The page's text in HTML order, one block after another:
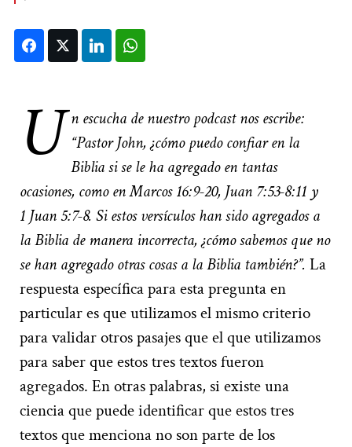
FacebookTwitter LinkedIn
Un escucha de nuestro podcast nos escribe:
“Pastor John, ¿cómo puedo confiar en la
Biblia si se le ha agregado en tantas
ocasiones, como en Marcos 16:9-20, Juan 7:53-8:11 y
1 Juan 5:7-8. Si estos versículos han sido agregados a
la Biblia de manera incorrecta, ¿cómo sabemos que no
se han agregado otras cosas a la Biblia también?”. La
respuesta específica para esta pregunta en
particular es que utilizamos el mismo criterio
para validar otros pasajes que el que utilizamos
para saber que estos tres textos fueron
agregados. En otras palabras, si existe una
ciencia que puede identificar que estos tres
textos que menciona no son parte de los